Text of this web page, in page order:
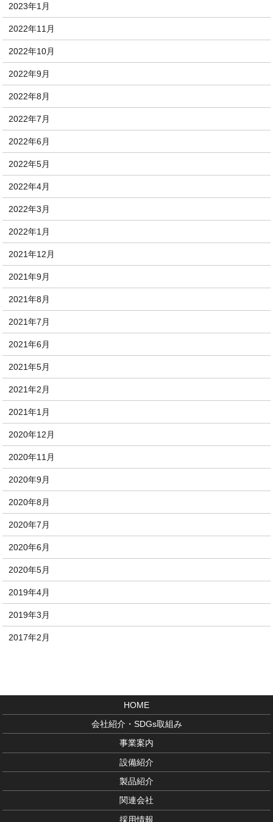
2023年1月
2022年11月
2022年10月
2022年9月
2022年8月
2022年7月
2022年6月
2022年5月
2022年4月
2022年3月
2022年1月
2021年12月
2021年9月
2021年8月
2021年7月
2021年6月
2021年5月
2021年2月
2021年1月
2020年12月
2020年11月
2020年9月
2020年8月
2020年7月
2020年6月
2020年5月
2019年4月
2019年3月
2017年2月
HOME
会社紹介・SDGs取組み
事業案内
設備紹介
製品紹介
関連会社
採用情報